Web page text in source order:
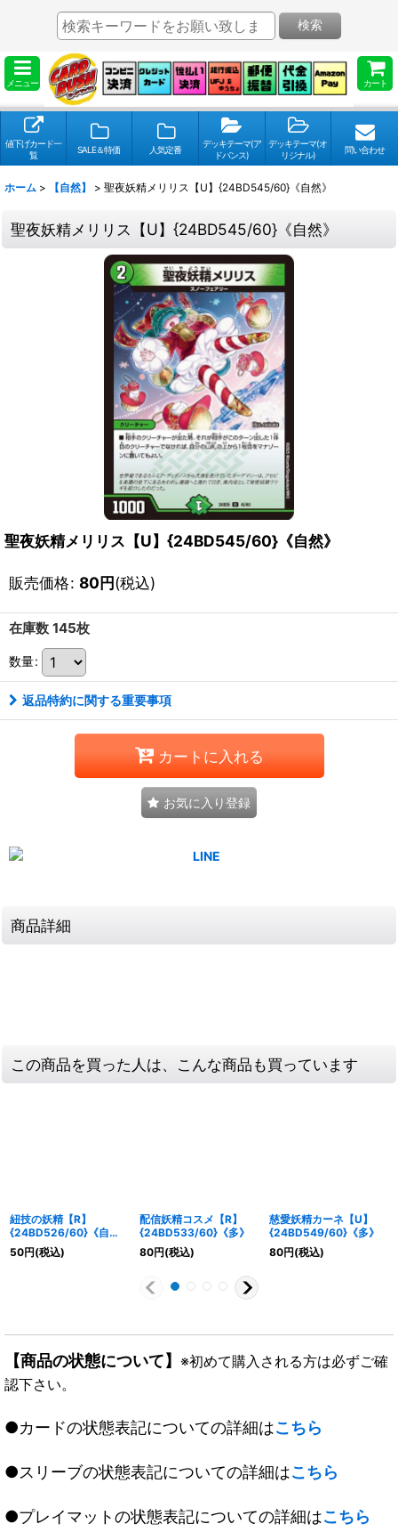
メニュー カート
検索
値下げカード一
覧
SALE＆特価 人気定番
デッキテーマ(ア
ドバンス)
デッキテーマ(オ
リジナル)
問い合わせ
ホーム > 【自然】 > 聖夜妖精メリリス【U】{24BD545/60}《自然》
聖夜妖精メリリス【U】{24BD545/60}《自然》
聖夜妖精メリリス【U】{24BD545/60}《自然》
販売価格: 80円(税込)
在庫数 145枚
数量:
返品特約に関する重要事項
カートに入れる
お気に入り登録
商品詳細
この商品を買った人は、こんな商品も買っています
紐技の妖精【R】
{24BD526/60}《自
然》
50円(税込)
配信妖精コスメ【R】
{24BD533/60}《多》
80円(税込)
慈愛妖精カーネ【U】
{24BD549/60}《多》
80円(税込)
【商品の状態について】 ※初めて購入される方は必ずご確
認下さい。
●カードの状態表記についての詳細はこちら
●スリーブの状態表記についての詳細はこちら
●プレイマットの状態表記についての詳細はこちら